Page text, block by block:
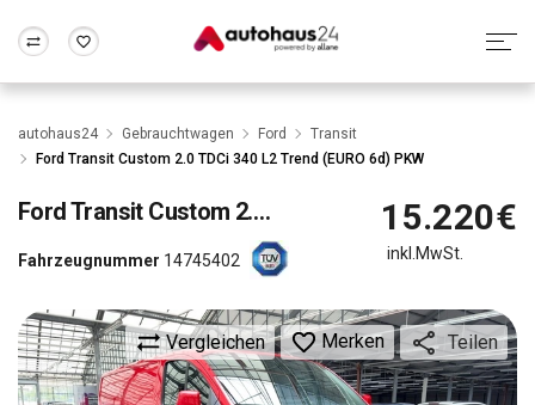
Zum Antrag
Wir bewerten dein Auto
Alle Fragen & Antworten
Rund um die Inzahlungnahme
Frankfurt Wuppertal
autohaus24 Gebrauchtwagen Ford
Transit
Ford Transit Custom 2.0 TDCi 340 L2 Trend (EURO 6d) PKW
FordTransit Custom 2.0 TDCi 340 L2 Trend (EURO 6d) PKW
Fahrzeugnummer 14745402
Vergleichen Merken Teilen
15.220€
inkl.MwSt.